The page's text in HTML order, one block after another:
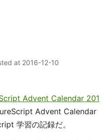
at 2016-12-10
Advent Calendar 201
Advent Calendar
学習の記録だ。